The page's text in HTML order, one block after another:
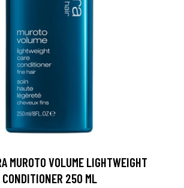
MUROTO VOLUME LIGHTWEIGHT
CONDITIONER 250 ML